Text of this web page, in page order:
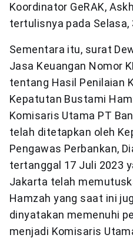
Koordinator GeRAK,
tertulisnya pada Selasa,
Sementara itu, surat
Jasa Keuangan Nomor
tentang Hasil Penilaian
Kepatutan Bustami
Komisaris Utama PT
telah ditetapkan oleh
Pengawas Perbankan,
tertanggal 17 Juli 2023
Jakarta telah
Hamzah yang saat ini
dinyatakan memenuhi
menjadi Komisaris